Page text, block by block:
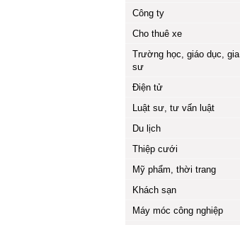
Công ty
Cho thuê xe
Trường học, giáo dục, gia
sư
Điện tử
Luật sư, tư vấn luật
Du lịch
Thiệp cưới
Mỹ phẩm, thời trang
Khách sạn
Máy móc công nghiệp